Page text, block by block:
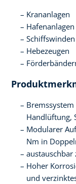
Krananlagen
Hafenanlagen
Schiffswinden
Hebezeugen
Handlüftung,
Modularer
Nm in
austauschbar
Hoher
und